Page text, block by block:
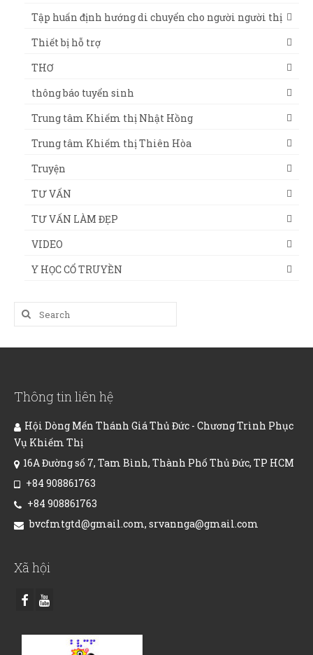
Tập huấn định hướng di chuyển cho người người thị
Thiết bị hỗ trợ
THƠ
thông báo tuyển sinh
Trung tâm Khiếm thị Nhật Hồng
Trung tâm Khiếm thị Thiên Hòa
Truyện
TƯ VẤN
TƯ VẤN LÀM ĐẸP
VIDEO
Y HỌC CỔ TRUYỀN
Search
for:
Thông tin liên hệ
Hội Dòng Mến Thánh Giá Thủ Đức - Chương Trình Phục
Vụ Khiếm Thị
16A Đường số 7, Tam Bình, Thành Phố Thủ Đức, TP HCM
+84 908861763
+84 908861763
bvcfmtgtd@gmail.com, srvannga@gmail.com
Xã hội